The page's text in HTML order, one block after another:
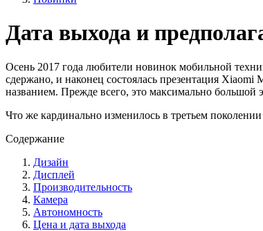
Дата выхода и
Осень 2017 года любители новинок мобильной
сдержано, и наконец состоялась презентация
названием. Прежде всего, это максимально
Что же кардинально изменилось в третьем
Содержание
Дизайн
Дисплей
Производительность
Камера
Автономность
Цена и дата выхода